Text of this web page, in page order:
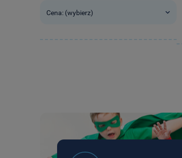
Cena: (wybierz)